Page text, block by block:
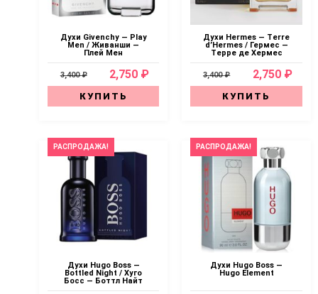
Духи Givenchy — Play
Men / Живанши —
Плей Мен
3,400 ₽ 2,750 ₽
КУПИТЬ
Духи Hermes — Terre
d’Hermes / Гермес —
Терре де Хермес
3,400 ₽ 2,750 ₽
КУПИТЬ
РАСПРОДАЖА!
Духи Hugo Boss —
Bottled Night / Хуго
Босс — Боттл Найт
РАСПРОДАЖА!
Духи Hugo Boss —
Hugo Element